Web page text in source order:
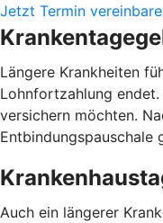
Jetzt Termin
Längere Krankheiten
Lohnfortzahlung
versichern möchten.
Entbindungspauschale
Auch ein längerer